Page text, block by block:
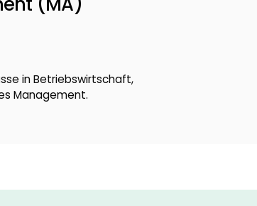
in Betriebswirtschaft,
Management.